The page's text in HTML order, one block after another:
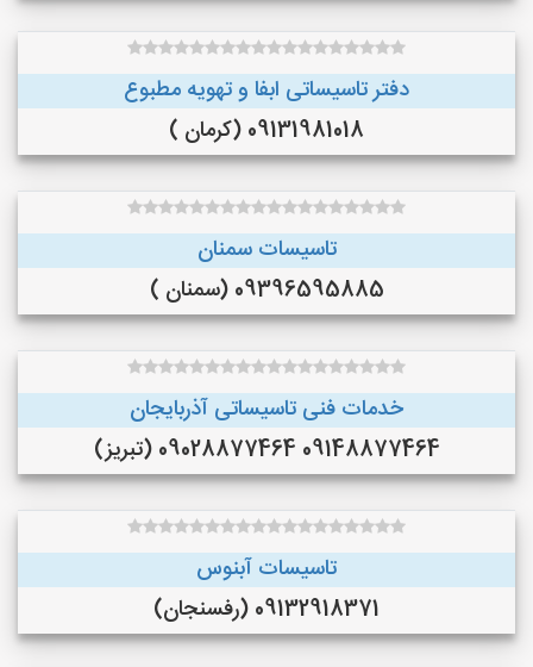
دفتر تاسیساتی ابفا و تهویه مطبوع
09131981018 (کرمان )
تاسیسات سمنان
09396595885 (سمنان )
خدمات فنی تاسیساتی آذربایجان
09148877464 09028877464 (تبریز)
تاسيسات آبنوس
09132918371 (رفسنجان)